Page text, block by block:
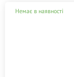
Немає в наявності